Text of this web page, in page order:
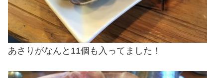
あさりがなんと11個も入ってました！